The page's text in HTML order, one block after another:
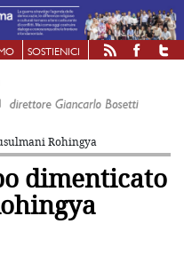
SOSTIENICI
Rohingya
dimenticato